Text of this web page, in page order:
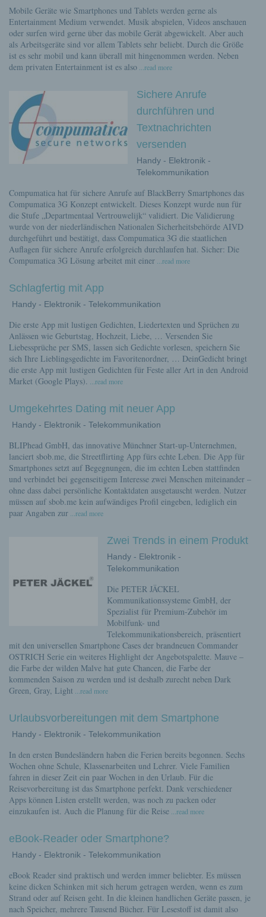
Mobile Geräte wie Smartphones und Tablets werden gerne als
Entertainment Medium verwendet. Musik abspielen, Videos anschauen
oder surfen wird gerne über das mobile Gerät abgewickelt. Aber auch
als Arbeitsgeräte sind vor allem Tablets sehr beliebt. Durch die Größe
ist es sehr mobil und kann überall mit hingenommen werden. Neben
dem privaten Entertainment ist es also ...read more
Sichere Anrufe
durchführen und
Textnachrichten
versenden
Handy - Elektronik -
Telekommunikation
Compumatica hat für sichere Anrufe auf BlackBerry Smartphones das
Compumatica 3G Konzept entwickelt. Dieses Konzept wurde nun für
die Stufe „Departmentaal Vertrouwelijk“ validiert. Die Validierung
wurde von der niederländischen Nationalen Sicherheitsbehörde AIVD
durchgeführt und bestätigt, dass Compumatica 3G die staatlichen
Auflagen für sichere Anrufe erfolgreich durchlaufen hat. Sicher: Die
Compumatica 3G Lösung arbeitet mit einer ...read more
Schlagfertig mit App
Handy - Elektronik - Telekommunikation
Die erste App mit lustigen Gedichten, Liedertexten und Sprüchen zu
Anlässen wie Geburtstag, Hochzeit, Liebe, … Versenden Sie
Liebessprüche per SMS, lassen sich Gedichte vorlesen, speichern Sie
sich Ihre Lieblingsgedichte im Favoritenordner, … DeinGedicht bringt
die erste App mit lustigen Gedichten für Feste aller Art in den Android
Market (Google Plays). ...read more
Umgekehrtes Dating mit neuer App
Handy - Elektronik - Telekommunikation
BLIPhead GmbH, das innovative Münchner Start-up-Unternehmen,
lanciert sbob.me, die Streetflirting App fürs echte Leben. Die App für
Smartphones setzt auf Begegnungen, die im echten Leben stattfinden
und verbindet bei gegenseitigem Interesse zwei Menschen miteinander –
ohne dass dabei persönliche Kontaktdaten ausgetauscht werden. Nutzer
müssen auf sbob.me kein aufwändiges Profil eingeben, lediglich ein
paar Angaben zur ...read more
Zwei Trends in einem Produkt
Handy - Elektronik -
Telekommunikation
Die PETER JÄCKEL
Kommunikationssysteme GmbH, der
Spezialist für Premium-Zubehör im
Mobilfunk- und
Telekommunikationsbereich, präsentiert
mit den universellen Smartphone Cases der brandneuen Commander
OSTRICH Serie ein weiteres Highlight der Angebotspalette. Mauve –
die Farbe der wilden Malve hat gute Chancen, die Farbe der
kommenden Saison zu werden und ist deshalb zurecht neben Dark
Green, Gray, Light ...read more
Urlaubsvorbereitungen mit dem Smartphone
Handy - Elektronik - Telekommunikation
In den ersten Bundesländern haben die Ferien bereits begonnen. Sechs
Wochen ohne Schule, Klassenarbeiten und Lehrer. Viele Familien
fahren in dieser Zeit ein paar Wochen in den Urlaub. Für die
Reisevorbereitung ist das Smartphone perfekt. Dank verschiedener
Apps können Listen erstellt werden, was noch zu packen oder
einzukaufen ist. Auch die Planung für die Reise ...read more
eBook-Reader oder Smartphone?
Handy - Elektronik - Telekommunikation
eBook Reader sind praktisch und werden immer beliebter. Es müssen
keine dicken Schinken mit sich herum getragen werden, wenn es zum
Strand oder auf Reisen geht. In die kleinen handlichen Geräte passen, je
nach Speicher, mehrere Tausend Bücher. Für Lesestoff ist damit also